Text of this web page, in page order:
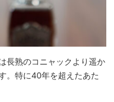
長熟のコニャックより遥か
。特に40年を超えたあた